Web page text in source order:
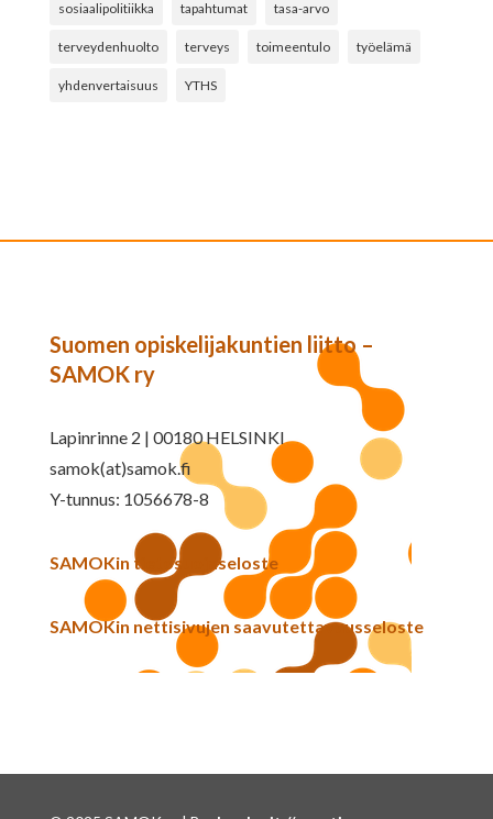
sosiaalipolitiikka tapahtumat tasa-arvo
terveydenhuolto terveys toimeentulo työelämä
yhdenvertaisuus YTHS
Suomen opiskelijakuntien liitto –
SAMOK ry
Lapinrinne 2 | 00180 HELSINKI
samok(at)samok.fi
Y-tunnus: 1056678-8
SAMOKin tietosuojaseloste
SAMOKin nettisivujen saavutettavuusseloste